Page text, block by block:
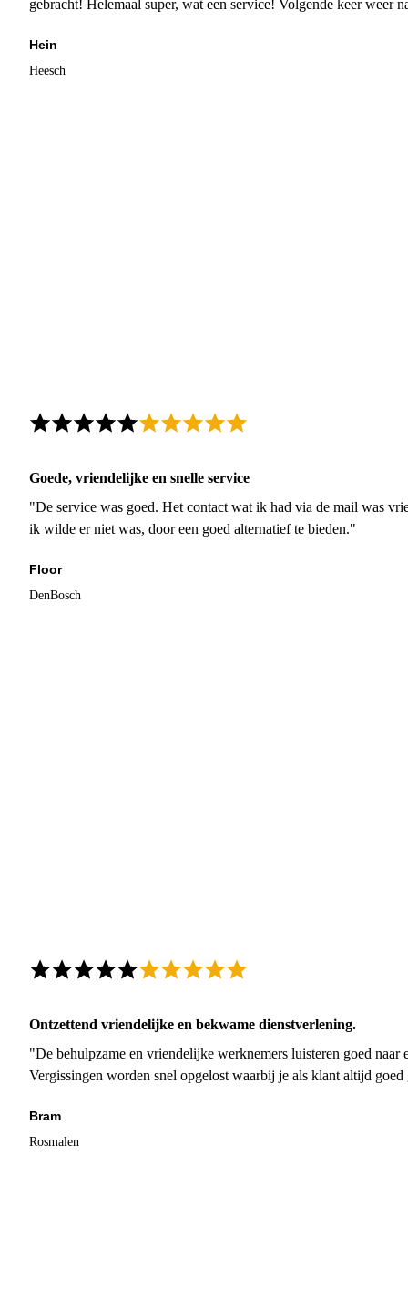
gebracht! Helemaal super, wat een service! Volgende keer weer
Hein
Heesch
Goede, vriendelijke en snelle service
"De service was goed. Het contact wat ik had via de mail was
ik wilde er niet was, door een goed alternatief te bieden."
Floor
DenBosch
Ontzettend vriendelijke en bekwame dienstverlening.
"De behulpzame en vriendelijke werknemers luisteren goed naar
Vergissingen worden snel opgelost waarbij je als klant altijd
Bram
Rosmalen